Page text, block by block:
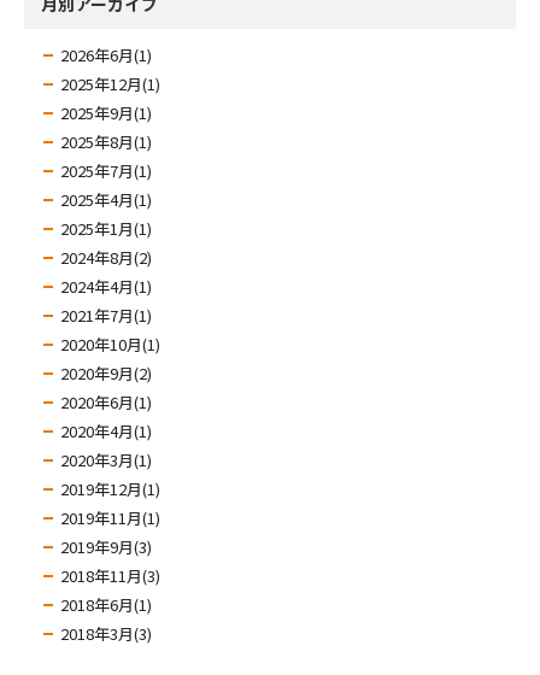
2026年6月(1)
2025年12月(1)
2025年9月(1)
2025年8月(1)
2025年7月(1)
2025年4月(1)
2025年1月(1)
2024年8月(2)
2024年4月(1)
2021年7月(1)
2020年10月(1)
2020年9月(2)
2020年6月(1)
2020年4月(1)
2020年3月(1)
2019年12月(1)
2019年11月(1)
2019年9月(3)
2018年11月(3)
2018年6月(1)
2018年3月(3)